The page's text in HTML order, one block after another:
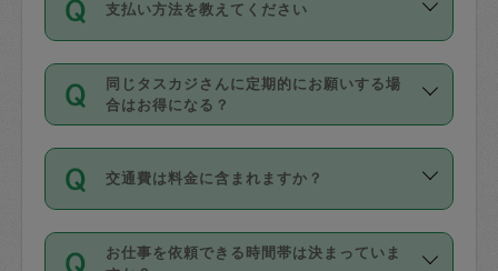
の上事前申請することが必要です。な
お、3時間を下回っても、値引き等はござ
いません。
身が価格を選んで設定しています。
タスカジさんの価格設定には最初は制限
があり、レビュー件数、レビューの平均
値、などで除々に設定可能な最高額が上
がっていく仕組みになっています。
支払い方法を教えてください
お支払方法はクレジットカード（Visa／
Master／JCB／AMERICAN EXPRESS／
Diners Club）のみとなります。
を行う際にご入力ください。プロフィー
ル登録時にはご入力いただかなくても大
丈夫です。
同じタスカジさんに定期的にお願いする場
合はお得になる？
依頼には「スポット」と「定期（毎週｜
隔週）」があり、「定期」の依頼は「ス
ポット」よりお得な料金でご利用できま
す。
交通費は料金に含まれますか？
交通費は依頼料金とは別途発生し、依頼
お仕事を依頼できる時間帯は決まっていま